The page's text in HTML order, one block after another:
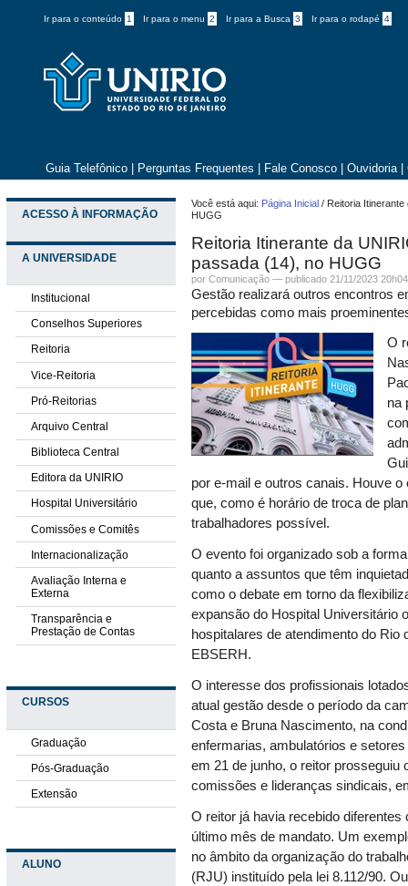
Ir para o conteúdo 1 Ir para o menu 2 Ir para a Busca 3 Ir para o rodapé 4
Guia Telefônico Perguntas Frequentes Fale Conosco Ouvidoria
ACESSO À INFORMAÇÃO
A UNIVERSIDADE
Institucional
Conselhos Superiores
Reitoria
Vice-Reitoria
Pró-Reitorias
Arquivo Central
Biblioteca Central
Editora da UNIRIO
Hospital Universitário
Comissões e Comitês
Internacionalização
Avaliação Interna e
Externa
Transparência e
Prestação de Contas
CURSOS
Graduação
Pós-Graduação
Extensão
ALUNO
Você está aqui: Página Inicial / Reitoria
HUGG
Reitoria Itinerante da
passada (14), no HUGG
por Comunicação —publicado 21/11/2023
Gestão realizará outros encontros
percebidas como mais
O
na
por e-mail e outros canais. Houve
que, como é horário de troca de
trabalhadores possível.
O evento foi organizado sob a
quanto a assuntos que têm
como o debate em torno da
expansão do Hospital Universitário
hospitalares de atendimento do
EBSERH.
O interesse dos profissionais
atual gestão desde o período da
Costa e Bruna Nascimento, na
enfermarias, ambulatórios e
em 21 de junho, o reitor prosseguiu
comissões e lideranças sindicais,
O reitor já havia recebido
último mês de mandato. Um
no âmbito da organização do
(RJU) instituído pela lei 8.112/90.